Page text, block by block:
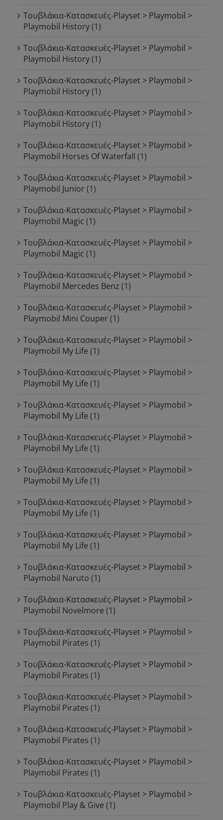
Τουβλάκια-Κατασκευές-Playset > Playmobil >
Playmobil History(1)
Τουβλάκια-Κατασκευές-Playset > Playmobil >
Playmobil History(1)
Τουβλάκια-Κατασκευές-Playset > Playmobil >
Playmobil History(1)
Τουβλάκια-Κατασκευές-Playset > Playmobil >
Playmobil History(1)
Τουβλάκια-Κατασκευές-Playset > Playmobil >
Playmobil Horses Of Waterfall (1)
Τουβλάκια-Κατασκευές-Playset > Playmobil >
Playmobil Junior (1)
Τουβλάκια-Κατασκευές-Playset > Playmobil >
Playmobil Magic (1)
Τουβλάκια-Κατασκευές-Playset > Playmobil >
Playmobil Magic (1)
Τουβλάκια-Κατασκευές-Playset > Playmobil >
Playmobil Mercedes Benz (1)
Τουβλάκια-Κατασκευές-Playset > Playmobil >
Playmobil Mini Couper (1)
Τουβλάκια-Κατασκευές-Playset > Playmobil >
Playmobil My Life (1)
Τουβλάκια-Κατασκευές-Playset > Playmobil >
Playmobil My Life (1)
Τουβλάκια-Κατασκευές-Playset > Playmobil >
Playmobil My Life (1)
Τουβλάκια-Κατασκευές-Playset > Playmobil >
Playmobil My Life (1)
Τουβλάκια-Κατασκευές-Playset > Playmobil >
Playmobil My Life (1)
Τουβλάκια-Κατασκευές-Playset > Playmobil >
Playmobil My Life (1)
Τουβλάκια-Κατασκευές-Playset > Playmobil >
Playmobil My Life (1)
Τουβλάκια-Κατασκευές-Playset > Playmobil >
Playmobil Naruto (1)
Τουβλάκια-Κατασκευές-Playset > Playmobil >
Playmobil Novelmore (1)
Τουβλάκια-Κατασκευές-Playset > Playmobil >
Playmobil Pirates (1)
Τουβλάκια-Κατασκευές-Playset > Playmobil >
Playmobil Pirates (1)
Τουβλάκια-Κατασκευές-Playset > Playmobil >
Playmobil Pirates (1)
Τουβλάκια-Κατασκευές-Playset > Playmobil >
Playmobil Pirates (1)
Τουβλάκια-Κατασκευές-Playset > Playmobil >
Playmobil Pirates (1)
Τουβλάκια-Κατασκευές-Playset > Playmobil >
Playmobil Play & Give (1)